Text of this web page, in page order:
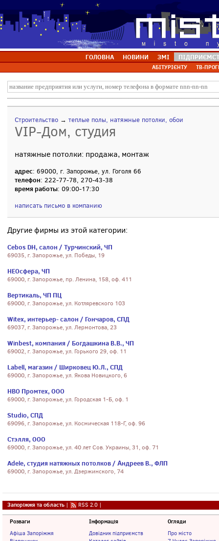
ГОЛОВНА НОВИНИ ЗМІ
АБІТУРІЄНТУ ТВ-
Строительство → теплые полы, натяжные потолки, обои
VIP-Дом, студия
натяжные потолки: продажа, монтаж
адрес: 69000, г. Запорожье, ул. Гоголя 66
телефон: 222-77-78, 270-43-38
время работы: 09:00-17:30
написать письмо в компанию
Другие фирмы из этой категории:
Сebos DH, салон / Турчинский, ЧП
69035, г. Запорожье, ул. Победы, 19
НЕОсфера, ЧП
69000, г. Запорожье, пр. Ленина, 158, оф. 411
Вертикаль, ЧП ПЦ
69000, г. Запорожье, ул. Котляревского 103
Witex, интерьер- салон / Гончаров, СПД
69037, г. Запорожье, ул. Лермонтова, 23
Winbest, компания / Богдашкина В.В., ЧП
69002, г. Запорожье, ул. Горького 29, оф. 11
Labell, магазин / Ширковец Ю.Л., СПД
69000, г. Запорожье, ул. Якова Новицкого, 6
НВО Промтех, ООО
69000, г. Запорожье, ул. Городская 1-Б, оф. 1
Studio, СПД
69096, г. Запорожье, ул. Космическая 118-Г, оф. 96
Стэлля, ООО
69000, г. Запорожье, ул. 40 лет Сов. Украины, 31, оф. 71
Adele, студия натяжных потолков / Αндреев В., ФЛП
69000, г. Запорожье, ул. Дзержинского, 74
Запоріжжя та область | RSS 2.0 |
Розваги
Афіша Запоріжжя
Інформація
Довідник підприємств
Огляди
Про місто